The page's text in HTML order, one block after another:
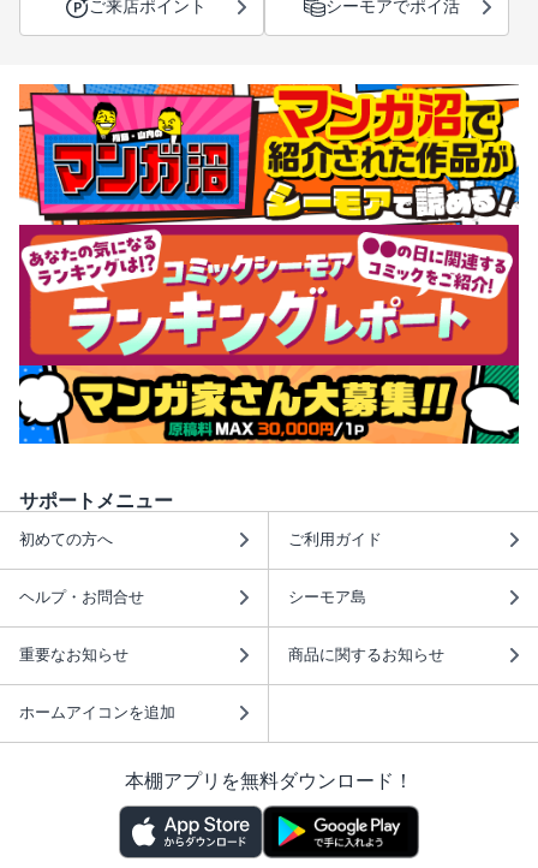
ご来店ポイント シーモアでポイ活
サポートメニュー
初めての方へ ご利用ガイド
ヘルプ・お問合せ シーモア島
重要なお知らせ 商品に関するお知らせ
ホームアイコンを追加
本棚アプリを無料ダウンロード！